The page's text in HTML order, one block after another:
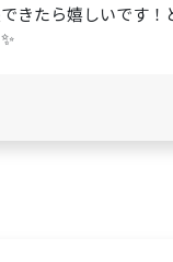
きたら嬉しいです！